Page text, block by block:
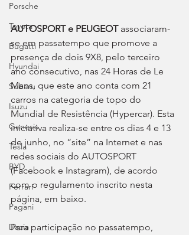
Porsche
Toyota
Bugatti
Hyundai
Subaru
Isuzu
Genesis
Tesla
BYD
Ferrari
Pagani
Dacia
AUTOSPORT e PEUGEOT associaram-
se em passatempo que promove a
presença de dois 9X8, pelo terceiro
ano consecutivo, nas 24 Horas de Le
Mans, que este ano conta com 21
carros na categoria de topo do
Mundial de Resistência (Hypercar). Esta
iniciativa realiza-se entre os dias 4 e 13
de junho, no “site” na Internet e nas
redes sociais do AUTOSPORT
(Facebook e Instagram), de acordo
com o regulamento inscrito nesta
página, em baixo.
Para participação no passatempo,